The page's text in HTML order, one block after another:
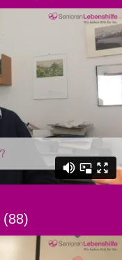
(88)